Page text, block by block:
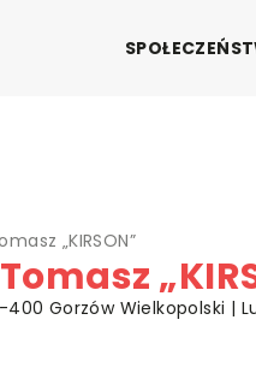
„KIRSON”
Gorzów Wielkopolski |